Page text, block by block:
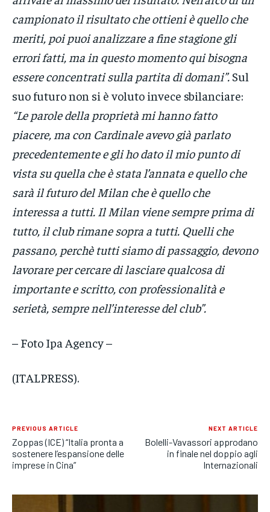
campionato il risultato che ottieni è quello che
meriti, poi puoi analizzare a fine stagione gli
errori fatti, ma in questo momento qui bisogna
essere concentrati sulla partita di domani”. Sul
suo futuro non si è voluto invece sbilanciare:
“Le parole della proprietà mi hanno fatto
piacere, ma con Cardinale avevo già parlato
precedentemente e gli ho dato il mio punto di
vista su quella che è stata l’annata e quello che
sarà il futuro del Milan che è quello che
interessa a tutti. Il Milan viene sempre prima di
tutto, il club rimane sopra a tutti. Quelli che
passano, perchè tutti siamo di passaggio, devono
lavorare per cercare di lasciare qualcosa di
importante e scritto, con professionalità e
serietà, sempre nell’interesse del club”.
– Foto Ipa Agency –
(ITALPRESS).
PREVIOUS ARTICLE
Zoppas (ICE) “Italia pronta a
sostenere l’espansione delle
imprese in Cina”
NEXT ARTICLE
Bolelli-Vavassori approdano
in finale nel doppio agli
Internazionali